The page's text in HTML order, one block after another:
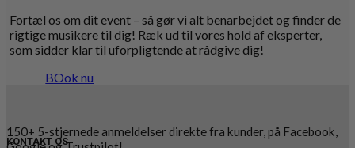
Fortæl os om dit event – så gør vi alt benarbejdet og finder de
rigtige musikere til dig! Ræk ud til vores hold af eksperter,
som sidder klar til uforpligtende at rådgive dig!
BOok nu
150+ 5-stjernede anmeldelser direkte fra kunder, på Facebook,
KONTAKT OS